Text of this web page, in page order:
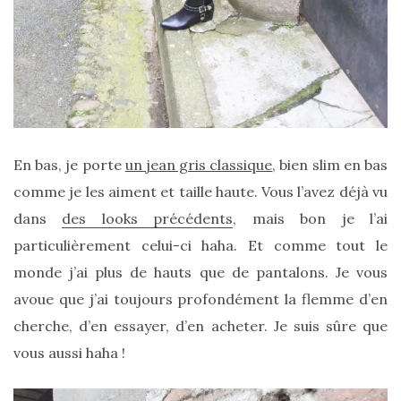
Zoom
sur
le
sac
Small
RSVP
Paris
16/05/2026
En bas, je porte un jean gris classique, bien slim en bas
comme je les aiment et taille haute. Vous l’avez déjà vu
dans des looks précédents, mais bon je l’ai
particulièrement celui-ci haha. Et comme tout le
monde j’ai plus de hauts que de pantalons. Je vous
avoue que j’ai toujours profondément la flemme d’en
cherche, d’en essayer, d’en acheter. Je suis sûre que
vous aussi haha !